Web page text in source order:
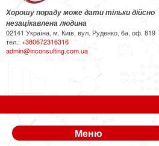
Хорошу пораду може дати тільки дійсно
незацікавлена людина
02141 Україна, м. Київ, вул. Руденко, 6а, оф. 819
тел.:+380672316316
admin@inconsulting.com.ua
Меню